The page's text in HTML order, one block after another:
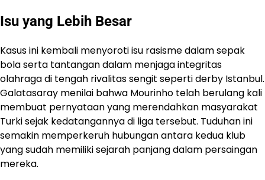
Isu yang Lebih Besar
Kasus ini kembali menyoroti isu rasisme dalam sepak
bola serta tantangan dalam menjaga integritas
olahraga di tengah rivalitas sengit seperti derby Istanbul.
Galatasaray menilai bahwa Mourinho telah berulang kali
membuat pernyataan yang merendahkan masyarakat
Turki sejak kedatangannya di liga tersebut. Tuduhan ini
semakin memperkeruh hubungan antara kedua klub
yang sudah memiliki sejarah panjang dalam persaingan
mereka.